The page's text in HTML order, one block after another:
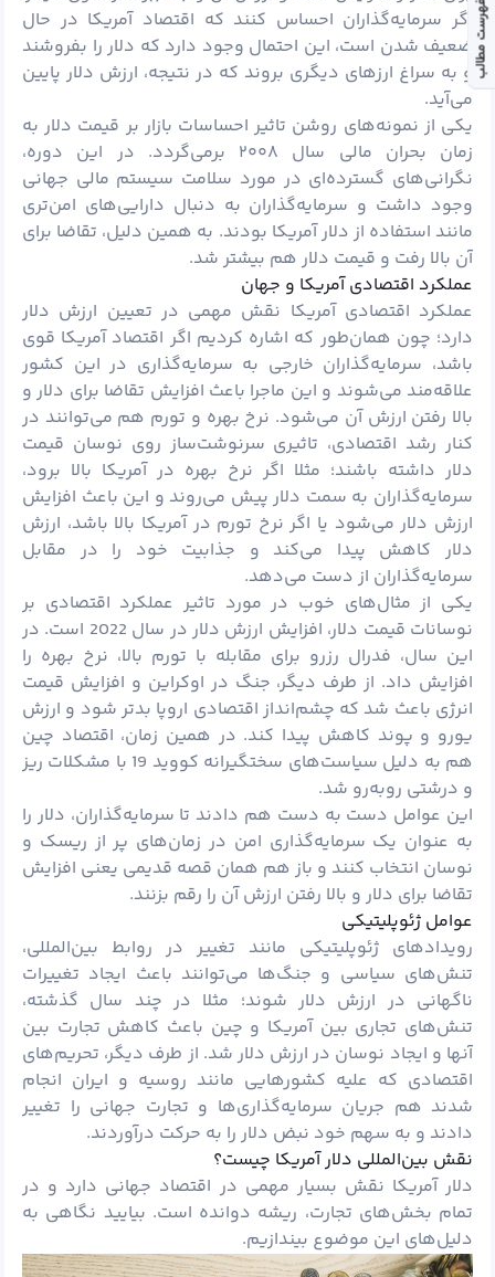
اگر سرمایه‌گذاران احساس کنند که اقتصاد آمریکا در حال
ضعیف شدن است، این احتمال وجود دارد که دلار را بفروشند
و به سراغ ارزهای دیگری بروند که در نتیجه، ارزش دلار پایین
می‌آید.
یکی از نمونه‌های روشن تاثیر احساسات بازار بر قیمت دلار به
زمان بحران مالی سال ۲۰۰۸ برمی‌گردد. در این دوره،
نگرانی‌های گسترده‌ای در مورد سلامت سیستم مالی جهانی
وجود داشت و سرمایه‌گذاران به دنبال دارایی‌های امن‌تری
مانند استفاده از دلار آمریکا بودند. به همین دلیل، تقاضا برای
آن بالا رفت و قیمت دلار هم بیشتر شد.
عملکرد اقتصادی آمریکا و جهان
عملکرد اقتصادی آمریکا نقش مهمی در تعیین ارزش دلار
دارد؛ چون همان‌طور که اشاره کردیم اگر اقتصاد آمریکا قوی
باشد، سرمایه‌گذاران خارجی به سرمایه‌گذاری در این کشور
علاقه‌مند می‌شوند و این ماجرا باعث افزایش تقاضا برای دلار و
بالا رفتن ارزش آن می‌شود. نرخ بهره و تورم هم می‌توانند در
کنار رشد اقتصادی، تاثیری سرنوشت‌ساز روی نوسان قیمت
دلار داشته باشند؛ مثلا اگر نرخ بهره در آمریکا بالا برود،
سرمایه‌گذاران به سمت دلار پیش می‌روند و این باعث افزایش
ارزش دلار می‌شود یا اگر نرخ تورم در آمریکا بالا باشد، ارزش
دلار کاهش پیدا می‌کند و جذابیت خود را در مقابل
سرمایه‌گذاران از دست می‌دهد.
یکی از مثال‌های خوب در مورد تاثیر عملکرد اقتصادی بر
نوسانات قیمت دلار، افزایش ارزش دلار در سال 2022 است. در
این سال، فدرال رزرو برای مقابله با تورم بالا، نرخ بهره را
افزایش داد. از طرف دیگر، جنگ در اوکراین و افزایش قیمت
انرژی باعث شد که چشم‌انداز اقتصادی اروپا بدتر شود و ارزش
یورو و پوند کاهش پیدا کند. در همین زمان، اقتصاد چین
هم به دلیل سیاست‌های سختگیرانه کووید 19 با مشکلات ریز
و درشتی روبه‌رو شد.
این عوامل دست به دست هم دادند تا سرمایه‌گذاران، دلار را
به عنوان یک سرمایه‌گذاری امن در زمان‌های پر از ریسک و
نوسان انتخاب کنند و باز هم همان قصه قدیمی یعنی افزایش
تقاضا برای دلار و بالا رفتن ارزش آن را رقم بزنند.
عوامل ژئوپلیتیکی
رویدادهای ژئوپلیتیکی مانند تغییر در روابط بین‌المللی،
تنش‌های سیاسی و جنگ‌ها می‌توانند باعث ایجاد تغییرات
ناگهانی در ارزش دلار شوند؛ مثلا در چند سال گذشته،
تنش‌های تجاری بین آمریکا و چین باعث کاهش تجارت بین
آنها و ایجاد نوسان در ارزش دلار شد. از طرف دیگر، تحریم‌های
اقتصادی که علیه کشورهایی مانند روسیه و ایران انجام
شدند هم جریان سرمایه‌گذاری‌ها و تجارت جهانی را تغییر
دادند و به سهم خود نبض دلار را به حرکت درآوردند.
نقش بین‌المللی دلار آمریکا چیست؟
دلار آمریکا نقش بسیار مهمی در اقتصاد جهانی دارد و در
تمام بخش‌های تجارت، ریشه دوانده است. بیایید نگاهی به
دلیل‌های این موضوع بیندازیم.
فهرست مطالب